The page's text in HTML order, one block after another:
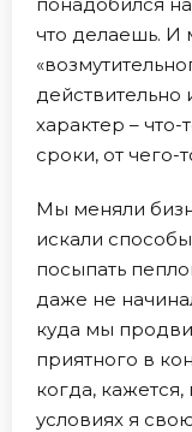
что делаешь. И
характер –
сроки, от чего-
Мы меняли
искали
посыпать
даже не
куда мы
приятного в
когда,
условиях я